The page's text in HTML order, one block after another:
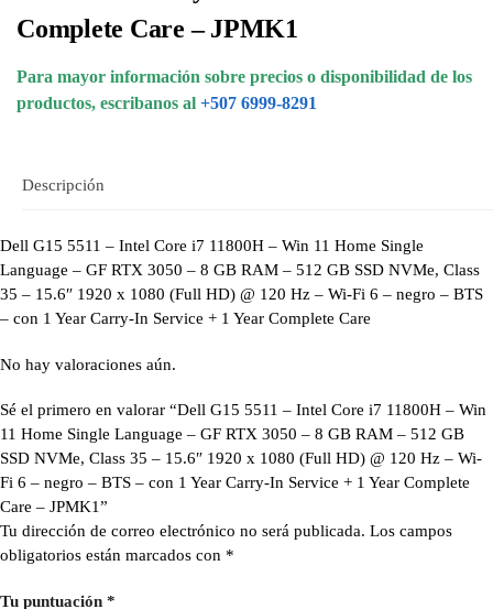
Complete Care – JPMK1
Para mayor información sobre precios o disponibilidad de los
productos, escribanos al +507 6999-8291
Descripción
Dell G15 5511 – Intel Core i7 11800H – Win 11 Home Single
Language – GF RTX 3050 – 8 GB RAM – 512 GB SSD NVMe, Class
35 – 15.6″ 1920 x 1080 (Full HD) @ 120 Hz – Wi-Fi 6 – negro – BTS
– con 1 Year Carry-In Service + 1 Year Complete Care
No hay valoraciones aún.
Sé el primero en valorar “Dell G15 5511 – Intel Core i7 11800H – Win
11 Home Single Language – GF RTX 3050 – 8 GB RAM – 512 GB
SSD NVMe, Class 35 – 15.6″ 1920 x 1080 (Full HD) @ 120 Hz – Wi-
Fi 6 – negro – BTS – con 1 Year Carry-In Service + 1 Year Complete
Care – JPMK1”
Tu dirección de correo electrónico no será publicada. Los campos
obligatorios están marcados con *
Tu puntuación *